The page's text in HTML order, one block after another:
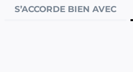
S’ACCORDE BIEN AVEC